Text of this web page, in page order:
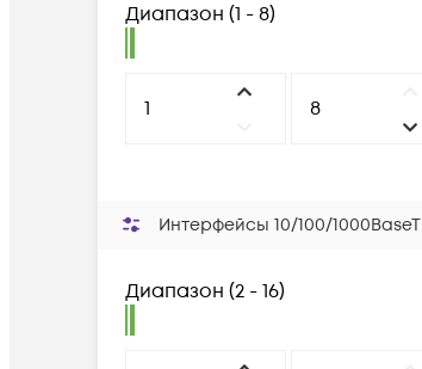
Диапазон (1 - 8)
Интерфейсы 10/100/1000BaseT
Диапазон (2 - 16)